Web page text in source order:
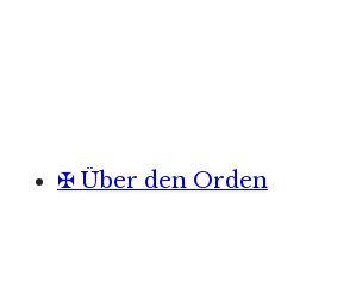
✠ Über den Orden